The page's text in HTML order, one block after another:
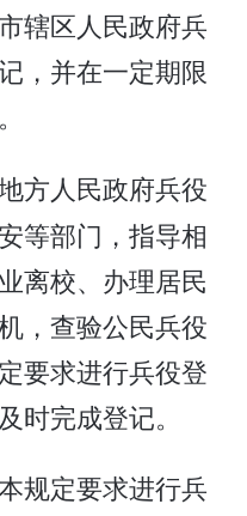
辖区人民政府兵
，并在一定期限
方人民政府兵役
等部门，指导相
离校、办理居民
，查验公民兵役
要求进行兵役登
时完成登记。
规定要求进行兵